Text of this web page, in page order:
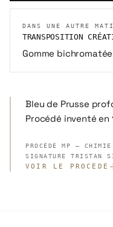
DANS UNE AUTRE
TRANSPOSITION
Gomme bichromatée
Bleu de Prusse
Procédé inventé en
PROCÉDÉ MP — CHIMIE
SIGNATURE TRISTAN
VOIR LE PROCÉDÉ